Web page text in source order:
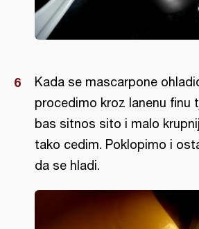
Kada se mascarpone
procedimo kroz lanenu finu
bas sitnos sito i malo
tako cedim. Poklopimo i
da se hladi.